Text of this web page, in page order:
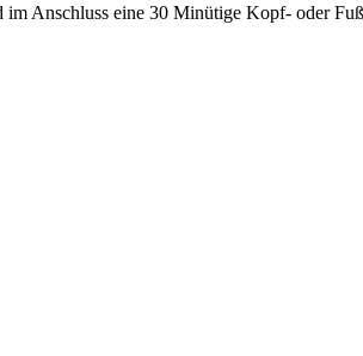
Anschluss eine 30 Minütige Kopf- oder